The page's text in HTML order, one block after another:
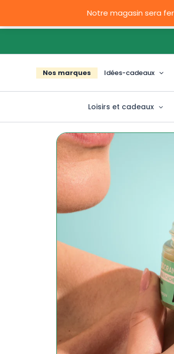
Notre magasin sera
contenu
Nos marques Idées-cadeaux
Loisirs et cadeaux